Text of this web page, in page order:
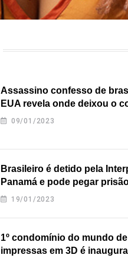
Assassino confesso de
EUA revela onde deixou o
09/01/2023
Brasileiro é detido pela
Panamá e pode pegar
nos EUA
19/01/2023
1º condomínio do mundo
impressas em 3D é